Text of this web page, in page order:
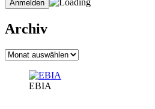
Archiv
Archiv
EBIA